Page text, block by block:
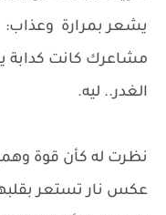
يشعر بمرارة وعذاب:
مشاعرك كانت كدابة
الغدر.. ليه.
نظرت له كأن قوة
عكس نار تستعر